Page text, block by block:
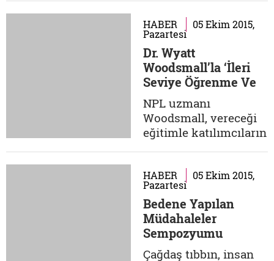
gerçekleşecek
festivale ev sahipliği
yapıyor. Dört gün
boyunca sürecek olan
etkinlikte, kahve
kokusu eşliğinde
festivale özel sergi de
ziyaret edilebilecek.
Yepyeni tatlar...
HABER 05 Ekim 2015,
Pazartesi
Dr. Wyatt
Woodsmall’la ‘İleri
Seviye Öğrenme Ve
Öğretme
Teknolojileri Eğitimi’
NPL uzmanı
Woodsmall, vereceği
eğitimle katılımcıların
yollarını
keşfetmelerini,
öğrenilen bilgileri
farklı alanlara transfer
etmelerini ve yaşamın
her alanıyla
HABER 05 Ekim 2015,
Pazartesi
Bedene Yapılan
Müdahaleler
Sempozyumu
Çağdaş tıbbın, insan